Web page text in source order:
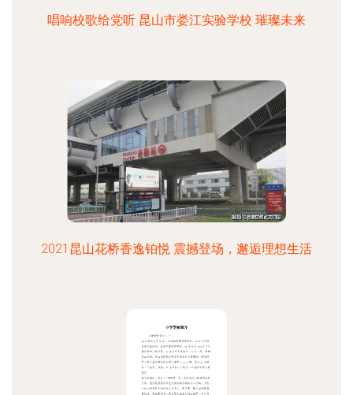
唱响校歌给党听 昆山市娄江实验学校 璀璨未来
2021昆山花桥香逸铂悦 震撼登场，邂逅理想生活